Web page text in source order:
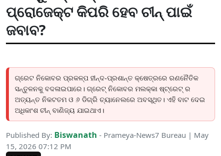
ପ୍ରୋଜେକ୍ଟ କିପରି ହେବ ଚୀନ୍ ପାଇଁ
ଜବାବ?
ଗ୍ରେଟ ନିକୋବର ପ୍ରକଳ୍ପ ହୀନ୍ଦ-ପ୍ରଶାନ୍ତ କ୍ଷେତ୍ରରେ ରଣନୈତିକ
ସନ୍ତୁଳନକୁ ବଦଳାଇପାରେ। ଗ୍ରେଟ୍ ନିକୋବର ମଲକ୍କା ଷ୍ଟ୍ରେଟ୍ ର
ଅତ୍ୟନ୍ତ ନିକଟତମ ଓ ୬ ଡିଗ୍ରି ଚ୍ୟାନେଲରେ ଅବସ୍ଥିତ। ଏହି ବାଟ ଦେଇ
ଅଧିକାଂଶ ଚୀନ୍ ବାଣିଜ୍ୟ ଯାଇଥାଏ।
Published By: Biswanath - Prameya-News7 Bureau | May
15, 2026 07:12 PM